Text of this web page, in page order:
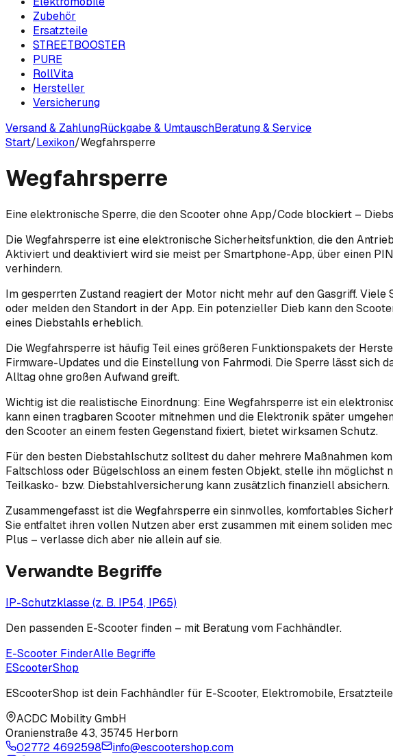
Zubehör
Ersatzteile
STREETBOOSTER
PURE
RollVita
Hersteller
Versicherung
Versand & ZahlungRückgabe & UmtauschBeratung & Service
Start/Lexikon/Wegfahrsperre
Wegfahrsperre
Eine elektronische Sperre, die den Scooter ohne App/Code blockiert –
Die Wegfahrsperre ist eine elektronische Sicherheitsfunktion, die den
Aktiviert und deaktiviert wird sie meist per Smartphone-App, über einen
verhindern.
Im gesperrten Zustand reagiert der Motor nicht mehr auf den Gasgriff.
oder melden den Standort in der App. Ein potenzieller Dieb kann den
eines Diebstahls erheblich.
Die Wegfahrsperre ist häufig Teil eines größeren Funktionspakets der
Firmware-Updates und die Einstellung von Fahrmodi. Die Sperre lässt
Alltag ohne großen Aufwand greift.
Wichtig ist die realistische Einordnung: Eine Wegfahrsperre ist ein
kann einen tragbaren Scooter mitnehmen und die Elektronik später
den Scooter an einem festen Gegenstand fixiert, bietet wirksamen Schutz.
Für den besten Diebstahlschutz solltest du daher mehrere Maßnahmen
Faltschloss oder Bügelschloss an einem festen Objekt, stelle ihn möglichst
Teilkasko- bzw. Diebstahlversicherung kann zusätzlich finanziell absichern.
Zusammengefasst ist die Wegfahrsperre ein sinnvolles, komfortables
Sie entfaltet ihren vollen Nutzen aber erst zusammen mit einem soliden
Plus – verlasse dich aber nie allein auf sie.
Verwandte Begriffe
IP-Schutzklasse (z. B. IP54, IP65)
Den passenden E-Scooter finden – mit Beratung vom Fachhändler.
E-Scooter FinderAlle Begriffe
EScooterShop
EScooterShop ist dein Fachhändler für E-Scooter, Elektromobile,
ACDC Mobility GmbH
Oranienstraße 43, 35745 Herborn
02772 4692598
info@escootershop.com